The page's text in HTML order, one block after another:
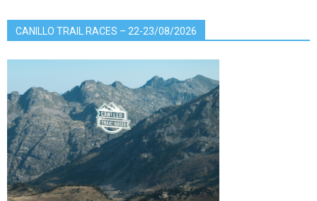
CANILLO TRAIL RACES – 22-23/08/2026